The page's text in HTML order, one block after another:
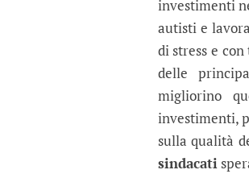
investimenti
autisti e
di stress e
delle
migliorino
investimenti,
sulla qualità
sindacati